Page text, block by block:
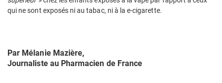
qui ne sont exposés ni au tabac, ni à la e-cigarette.
Par Mélanie Mazière,
Journaliste au Pharmacien de France